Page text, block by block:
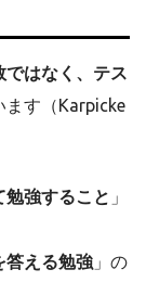
ではなく、テス
ます（Karpicke
強すること 」
答える勉強 」の